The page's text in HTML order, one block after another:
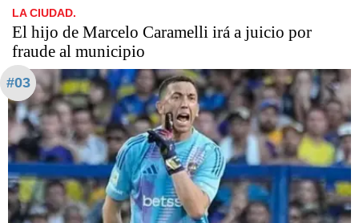
LA CIUDAD.
​​​​​El hijo de Marcelo Caramelli irá a juicio por
fraude al municipio
#03